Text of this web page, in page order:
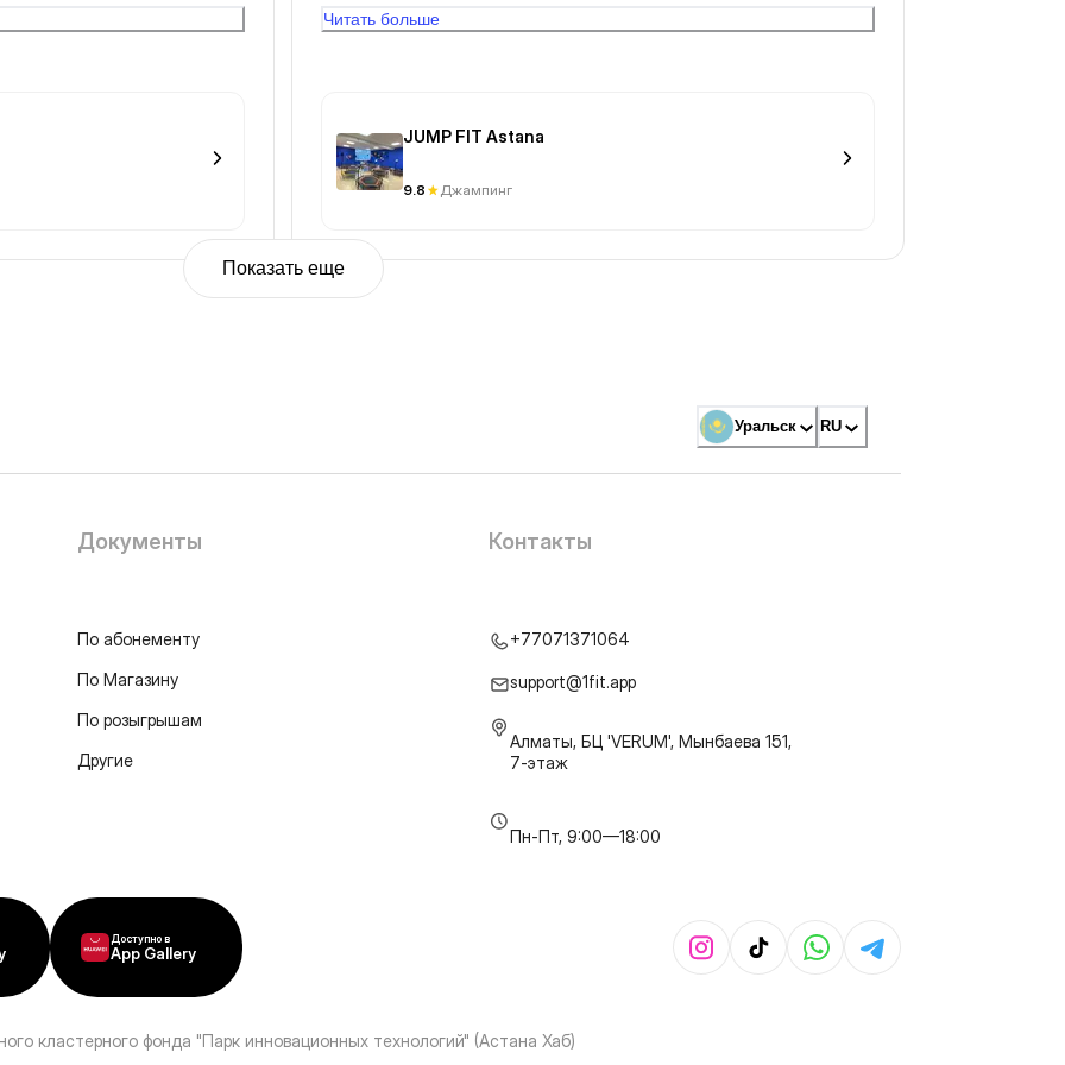
чтобы угодить. Но,
- будет
даже в ответ на
фен с мужской
давай быстрей, там же
И не важно, если вы
Читать больше
JUMP FIT Astana
9.8 Джампинг
Показать еще
Уральск RU
Документы
По абонементу
По Магазину
По розыгрышам
Другие
Контакты
+77071371064
support@1fit.app
Алматы, БЦ 'VERUM', Мынбаева 151,
7-этаж
Пн-Пт, 9:00—18:00
Доступно в
App Gallery
кластерного фонда "Парк инновационных технологий" (Астана Хаб)